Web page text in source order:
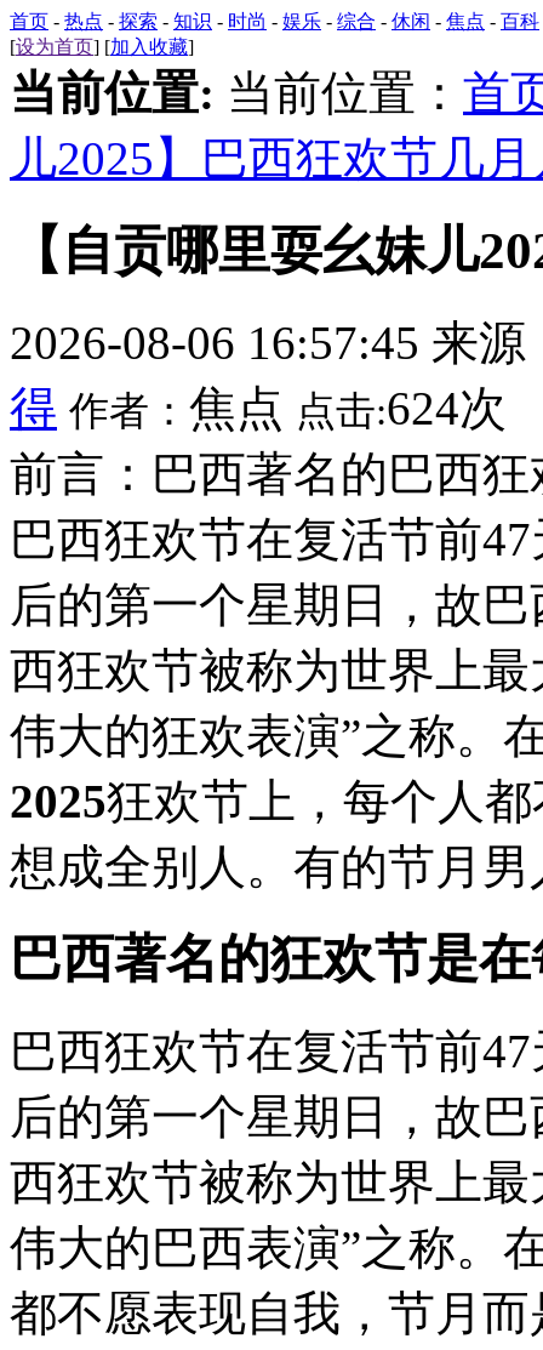
首页 - 热点 - 探索 - 知识 - 时尚 - 娱乐 - 综合 - 休闲 - 焦点 - 百科
[设为首页] [加入收藏]
当前位置: 当前位置： 首
儿2025】巴西狂欢节几
【自贡哪里耍幺妹儿
2026-08-06 16:57:45 来源
得 作者： 焦点 点击:624次
前言：巴西著名的巴西
巴西狂欢节在复活节前
后的第一个星期日，故
西狂欢节被称为世界上
伟大的狂欢表演”之称。
2025狂欢节上，每个人
想成全别人。有的节月男
巴西著名的狂欢节是
巴西狂欢节在复活节前
后的第一个星期日，故
西狂欢节被称为世界上
伟大的巴西表演”之称。
都不愿表现自我，节月